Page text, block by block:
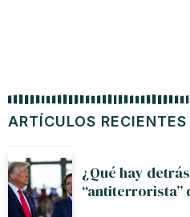
ARTÍCULOS RECIENTES
¿Qué hay
“antiterrorista”